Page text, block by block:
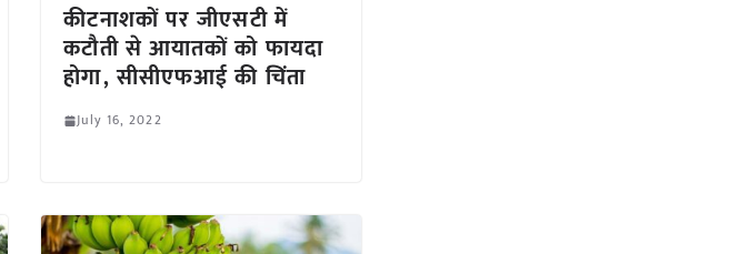
कीटनाशकों पर जीएसटी में
कटौती से आयातकों को फायदा
होगा, सीसीएफआई की चिंता
July 16, 2022